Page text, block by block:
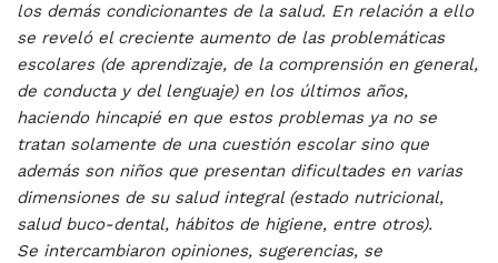
los demás condicionantes de la salud. En relación a ello
se reveló el creciente aumento de las problemáticas
escolares (de aprendizaje, de la comprensión en general,
de conducta y del lenguaje) en los últimos años,
haciendo hincapié en que estos problemas ya no se
tratan solamente de una cuestión escolar sino que
además son niños que presentan dificultades en varias
dimensiones de su salud integral (estado nutricional,
salud buco-dental, hábitos de higiene, entre otros).
Se intercambiaron opiniones, sugerencias, se